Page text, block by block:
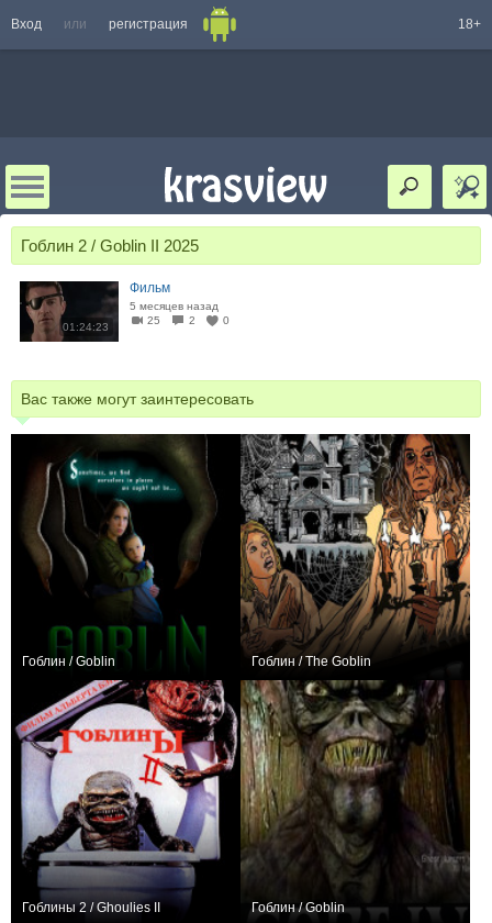
Вход или регистрация 18+
Гоблин 2 / Goblin II 2025
01:24:23
Фильм
5 месяцев назад
25
2 0
Вас также могут заинтересовать
Гоблин / Goblin Гоблин / The Goblin
Гоблины 2 / Ghoulies II Гоблин / Goblin